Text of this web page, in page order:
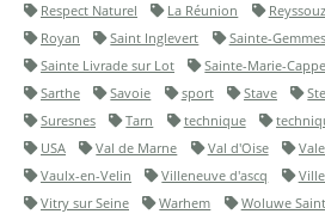
Respect Naturel
La Réunion
Royan
Saint Inglevert
Sainte-
Sainte Livrade sur Lot
Sainte-Marie-
Sarthe
Savoie sport Stave
Suresnes
Tarn technique
USA
Val de Marne Val d'Oise
Vaulx-en-Velin
Villeneuve d'ascq
Vitry sur Seine
Warhem Woluwe